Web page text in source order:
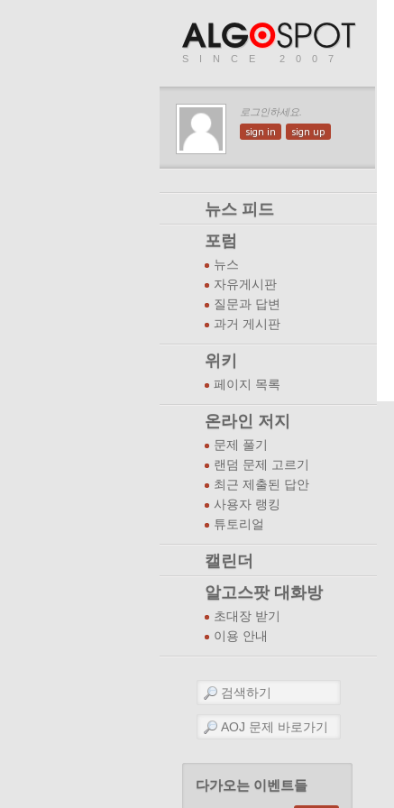
SINCE 2007
로그인하세요.
sign in sign up
뉴스 피드
포럼
뉴스
자유게시판
질문과 답변
과거 게시판
위키
페이지 목록
온라인 저지
문제 풀기
랜덤 문제 고르기
최근 제출된 답안
사용자 랭킹
튜토리얼
캘린더
알고스팟 대화방
초대장 받기
이용 안내
다가오는 이벤트들